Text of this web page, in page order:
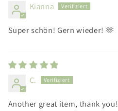
Kianna
Super schön! Gern wieder! 🫶
C.
Another great item, thank you!